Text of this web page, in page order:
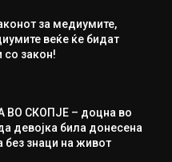
за медиумите,
веќе ќе бидат
со закон!
ВО СКОПЈЕ – доцна во
девојка била донесена
без знаци на живот